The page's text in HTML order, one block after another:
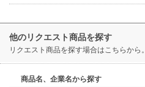
他のリクエスト商品を探す
リクエスト商品を探す場合はこちらから。
商品名、企業名から探す